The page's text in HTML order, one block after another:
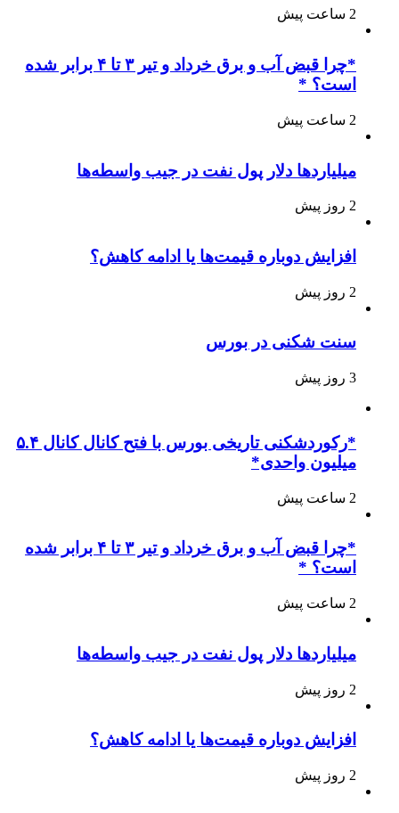
2 ساعت پیش
*چرا قبض آب و برق خرداد و تیر ۳ تا ۴ برابر شده
است؟ *
2 ساعت پیش
میلیاردها دلار پول نفت در جیب واسطه‌ها
2 روز پیش
افزایش دوباره قیمت‌ها یا ادامه کاهش؟
2 روز پیش
سنت شکنی در بورس
3 روز پیش
*رکوردشکنی تاریخی بورس با فتح کانال کانال ۵.۴
میلیون واحدی*
2 ساعت پیش
*چرا قبض آب و برق خرداد و تیر ۳ تا ۴ برابر شده
است؟ *
2 ساعت پیش
میلیاردها دلار پول نفت در جیب واسطه‌ها
2 روز پیش
افزایش دوباره قیمت‌ها یا ادامه کاهش؟
2 روز پیش